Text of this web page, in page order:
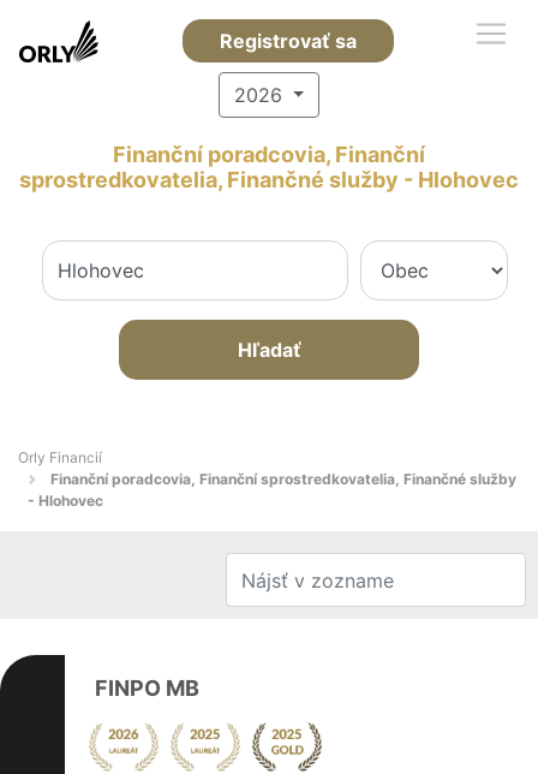
Registrovať sa
2026
Finanční poradcovia, Finanční
sprostredkovatelia, Finančné služby - Hlohovec
Hľadať
Orly Financií
Finanční poradcovia, Finanční sprostredkovatelia, Finančné služby
- Hlohovec
FINPO MB